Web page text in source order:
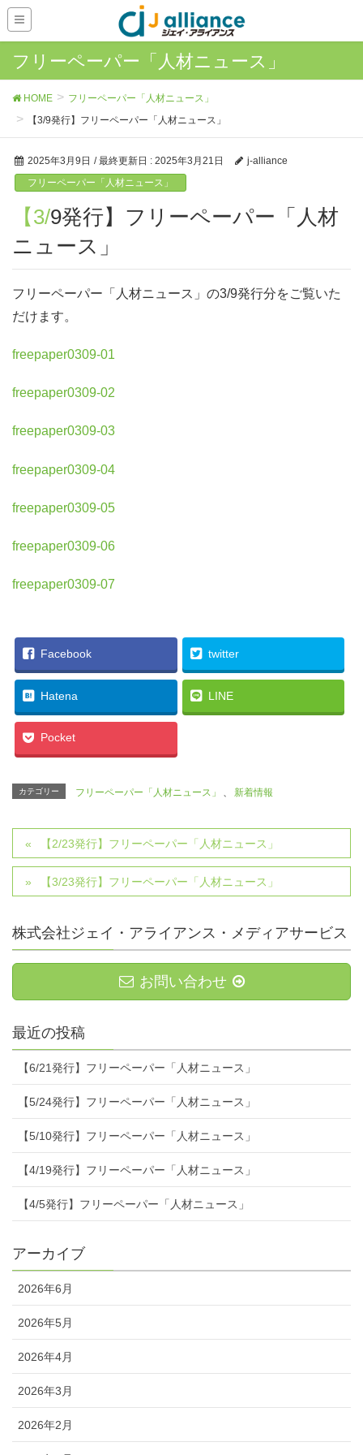
フリーペーパー「人材ニュース」
HOME
フリーペーパー「人材ニュース」
【3/9発行】フリーペーパー「人材ニュース」
2025年3月9日 / 最終更新日 : 2025年3月21日
j-alliance
フリーペーパー「人材ニュース」
【3/9発行】フリーペーパー「人材
ニュース」
フリーペーパー「人材ニュース」の3/9発行分をご覧いた
だけます。
freepaper0309-01
freepaper0309-02
freepaper0309-03
freepaper0309-04
freepaper0309-05
freepaper0309-06
freepaper0309-07
Facebook twitter
Hatena LINE
Pocket
カテゴリー フリーペーパー「人材ニュース」 、 新着情報
【2/23発行】フリーペーパー「人材ニュース」
【3/23発行】フリーペーパー「人材ニュース」
株式会社ジェイ・アライアンス・メディアサービス
お問い合わせ
最近の投稿
【6/21発行】フリーペーパー「人材ニュース」
【5/24発行】フリーペーパー「人材ニュース」
【5/10発行】フリーペーパー「人材ニュース」
【4/19発行】フリーペーパー「人材ニュース」
【4/5発行】フリーペーパー「人材ニュース」
アーカイブ
2026年6月
2026年5月
2026年4月
2026年3月
2026年2月